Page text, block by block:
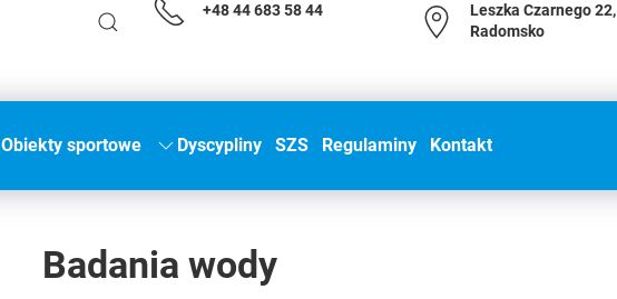
+48 44 683 58 44
Leszka Czarnego 22,
Radomsko
Obiekty sportowe Dyscypliny SZS Regulaminy Kontakt
Badania wody